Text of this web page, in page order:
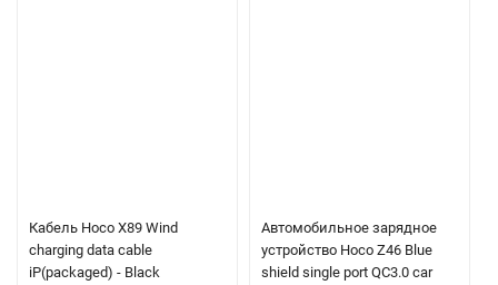
Кабель Hoco X89 Wind
charging data cable
iP(packaged) - Black
Автомобильное зарядное
устройство Hoco Z46 Blue
shield single port QC3.0 car